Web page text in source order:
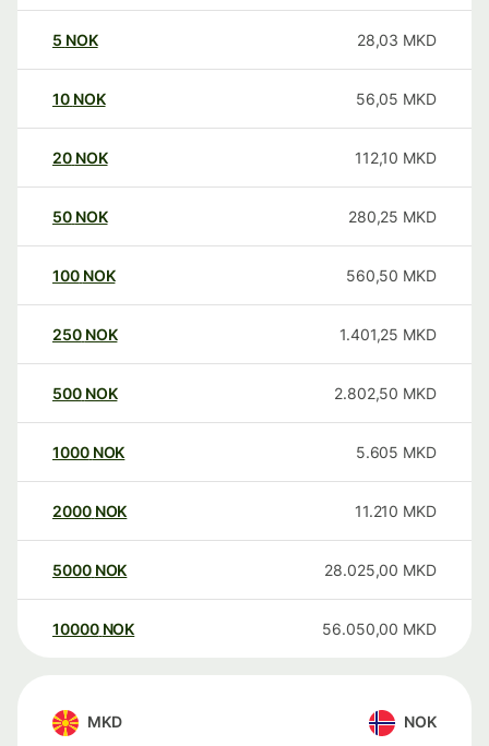
5 NOK 28,03 MKD
10 NOK 56,05 MKD
20 NOK 112,10 MKD
50 NOK 280,25 MKD
100 NOK 560,50 MKD
250 NOK 1.401,25 MKD
500 NOK 2.802,50 MKD
1000 NOK 5.605 MKD
2000 NOK 11.210 MKD
5000 NOK 28.025,00 MKD
10000 NOK 56.050,00 MKD
MKD NOK